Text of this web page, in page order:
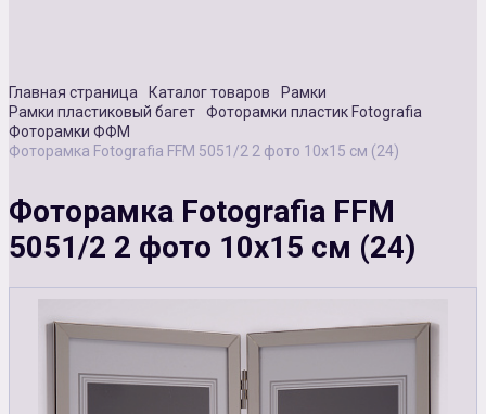
Главная страница Каталог товаров
Рамки
Рамки пластиковый багет
Фоторамки пластик Fotografia
Фоторамки ФФМ
Фоторамка Fotografia FFM 5051/2 2 фото 10х15 см (24)
Фоторамка Fotografia FFM
5051/2 2 фото 10х15 см (24)